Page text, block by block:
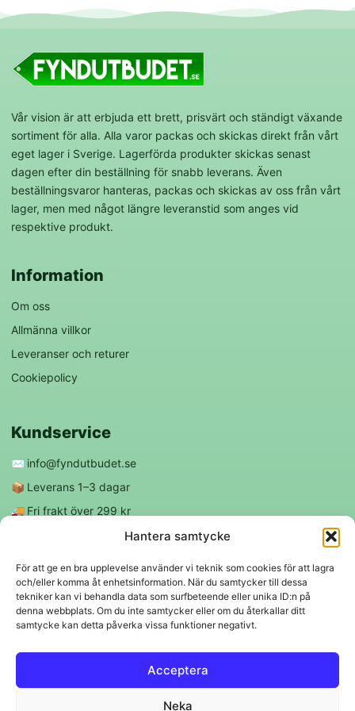
Hantera samtycke
För att ge en bra upplevelse använder vi teknik som cookies för att lagra
och/eller komma åt enhetsinformation. När du samtycker till dessa
tekniker kan vi behandla data som surfbeteende eller unika ID:n på
denna webbplats. Om du inte samtycker eller om du återkallar ditt
samtycke kan detta påverka vissa funktioner negativt.
Acceptera
Neka
Vår vision är att erbjuda ett brett, prisvärt och ständigt växande
sortiment för alla. Alla varor packas och skickas direkt från vårt
eget lager i Sverige. Lagerförda produkter skickas senast
dagen efter din beställning för snabb leverans. Även
beställningsvaror hanteras, packas och skickas av oss från vårt
lager, men med något längre leveranstid som anges vid
respektive produkt.
Information
Om oss
Allmänna villkor
Leveranser och returer
Cookiepolicy
Kundservice
✉️ info@fyndutbudet.se
📦 Leverans 1–3 dagar
🚚 Fri frakt över 299 kr
Följ oss
f ◎
Trygga betalningar